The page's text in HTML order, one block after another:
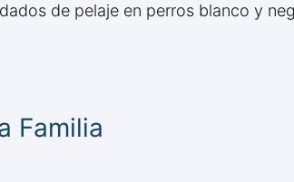
de pelaje en perros blanco y
Familia